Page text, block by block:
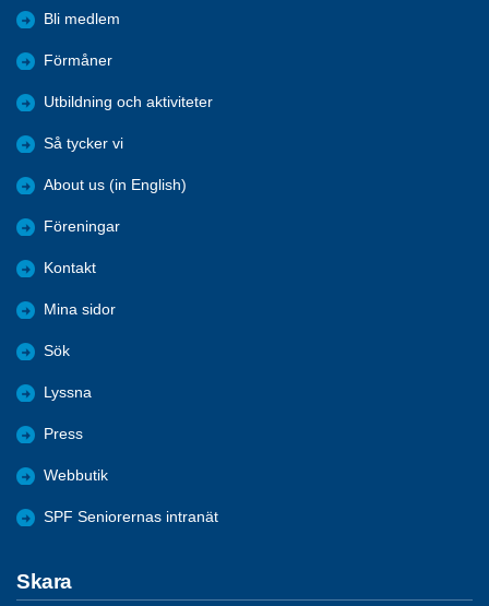
Bli medlem
Förmåner
Utbildning och aktiviteter
Så tycker vi
About us (in English)
Föreningar
Kontakt
Mina sidor
Sök
Lyssna
Press
Webbutik
SPF Seniorernas intranät
Skara